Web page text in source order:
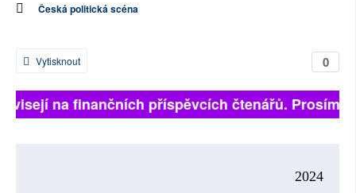
Česká politická scéna
0
Vytisknout
na finančních příspěvcích čtenářů. Prosíme,
2024